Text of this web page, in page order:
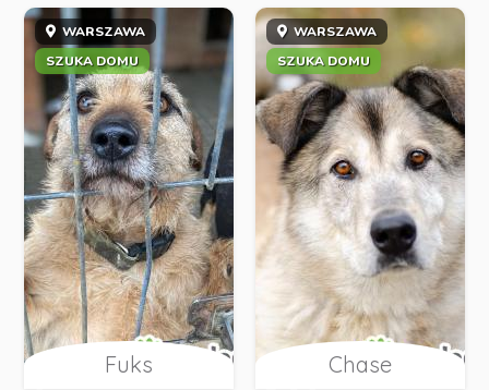
WARSZAWA
SZUKA DOMU
Fuks
WARSZAWA
SZUKA DOMU
Chase